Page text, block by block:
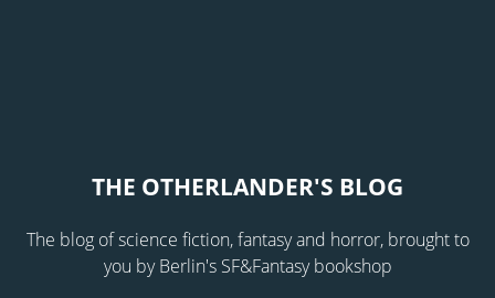
THE OTHERLANDER'S BLOG
The blog of science fiction, fantasy and horror, brought to
you by Berlin's SF&Fantasy bookshop